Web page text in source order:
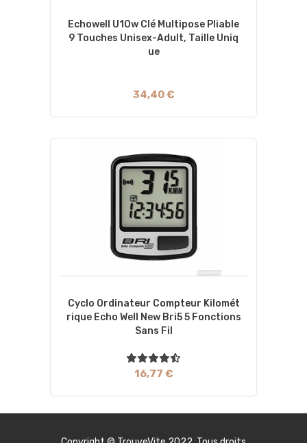
Echowell U10w Clé Multipose Pliable
9 Touches Unisex-Adult, Taille Uniq
Ue
34,40 €
Cyclo Ordinateur Compteur Kilomét
Rique Echo Well New Bri5 5 Fonctions
Sans Fil
16,77 €